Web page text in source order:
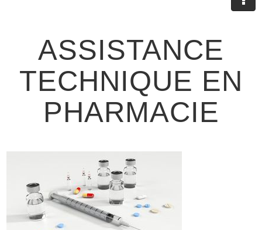
ASSISTANCE
TECHNIQUE EN
PHARMACIE